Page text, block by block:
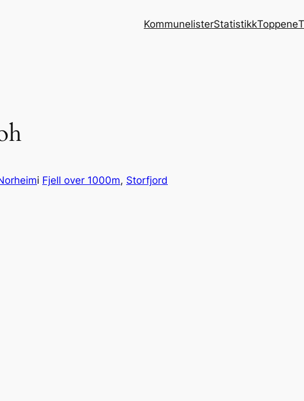
KommunelisterStatistikkToppene
i Fjell over 1000m, Storfjord